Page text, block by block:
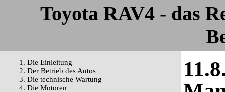
Toyota RAV4 - das
1. Die Einleitung
2. Der Betrieb des Autos
3. Die technische Wartung
4. Die Motoren